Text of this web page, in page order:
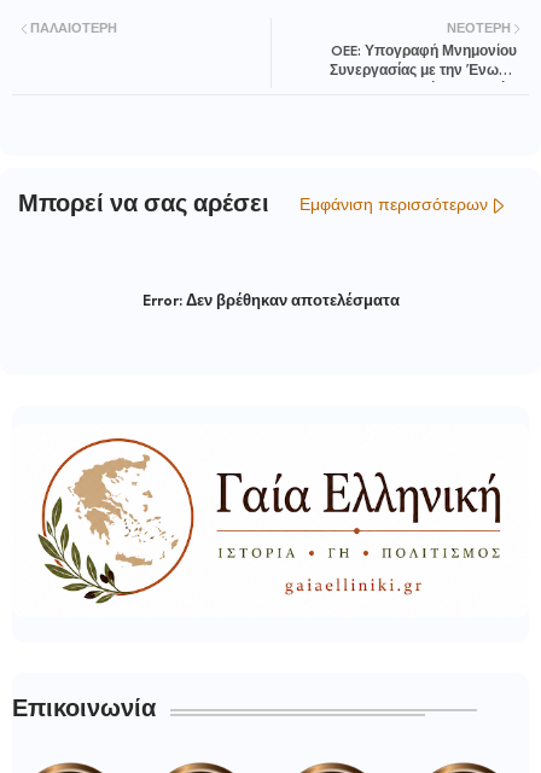
ΝΕΌΤΕΡΗ
OEE: Υπογραφή Μνημονίου
Συνεργασίας με την Ένωση
ΠΑΛΑΙΌΤΕΡΗ
Μπορεί να σας αρέσει Εμφάνιση περισσότερων
Error:Δεν βρέθηκαν αποτελέσματα
Επικοινωνία